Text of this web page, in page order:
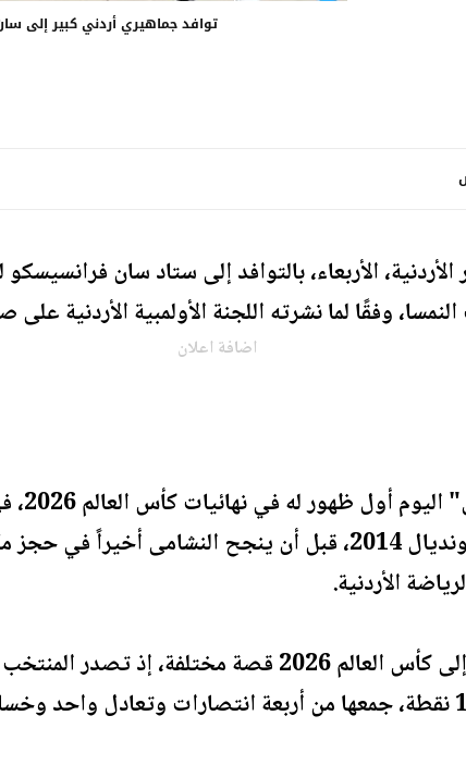
توافد جماهيري أردني كبير إلى
الأربعاء، بالتوافد إلى ستاد سان
وفقًا لما نشرته اللجنة الأولمبية الأردنية
اضافة اعلان
سابقة، كان أقربها في تصفيات مونديال 2014، قبل أن ينجح
الأردنية.
وحمل مشوار التصفيات المؤهلة إلى كأس العالم 2026